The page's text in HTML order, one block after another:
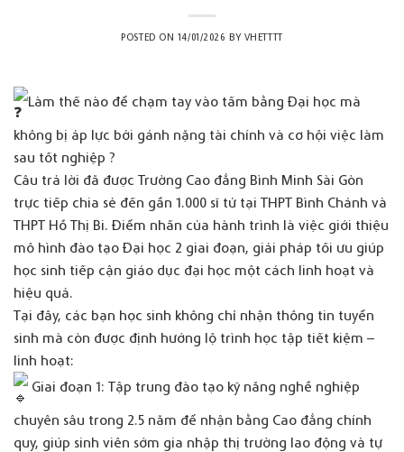
POSTED ON 14/01/2026 BY VHETTTT
Làm thế nào để chạm tay vào tấm bằng Đại học mà
không bị áp lực bởi gánh nặng tài chính và cơ hội việc làm
sau tốt nghiệp ?
Câu trả lời đã được Trường Cao đẳng Bình Minh Sài Gòn
trực tiếp chia sẻ đến gần 1.000 sĩ tử tại THPT Bình Chánh và
THPT Hồ Thị Bi. Điểm nhấn của hành trình là việc giới thiệu
mô hình đào tạo Đại học 2 giai đoạn, giải pháp tối ưu giúp
học sinh tiếp cận giáo dục đại học một cách linh hoạt và
hiệu quả.
Tại đây, các bạn học sinh không chỉ nhận thông tin tuyển
sinh mà còn được định hướng lộ trình học tập tiết kiệm –
linh hoạt:
Giai đoạn 1: Tập trung đào tạo kỹ năng nghề nghiệp
chuyên sâu trong 2.5 năm để nhận bằng Cao đẳng chính
quy, giúp sinh viên sớm gia nhập thị trường lao động và tự